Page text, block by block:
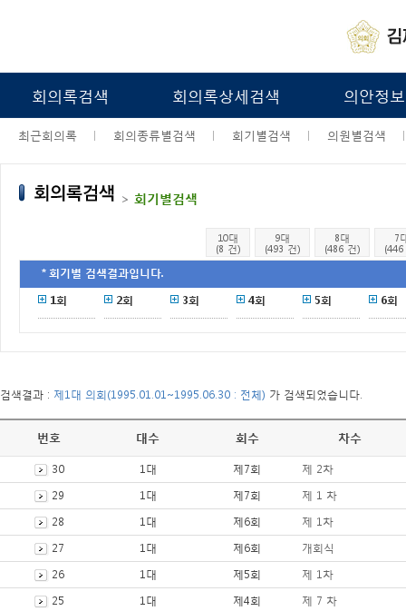
회의록검색
최근회의록 회의종류별검색 회기별검색 의원별검색
회의록상세검색 의안정보
> 회기별검색
10대
(8 건)
9대
(493 건)
8대
(486 건)
7
＊회기별 검색결과입니다.
1회
2회 3회 4회 5회 6회
검색결과 : 제1대 의회(1995.01.01~1995.06.30 : 전체) 가 검색되었습니다.
번호 대수 회수 차수
30 1대 제7회
제 2차
29
1대 제7회
제 1 차
28
1대 제6회
제 1차
27
1대 제6회
개회식
26
1대 제5회
제 1차
25
1대 제4회
제 7 차